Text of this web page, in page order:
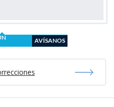
AVÍSANOS